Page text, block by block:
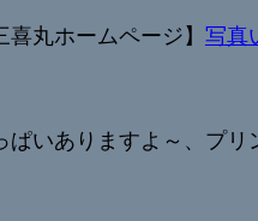
丸ホームページ】 写真
ぱいありますよ～、プリ